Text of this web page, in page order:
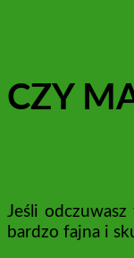
CZY
Jeśli
bardzo fajna i